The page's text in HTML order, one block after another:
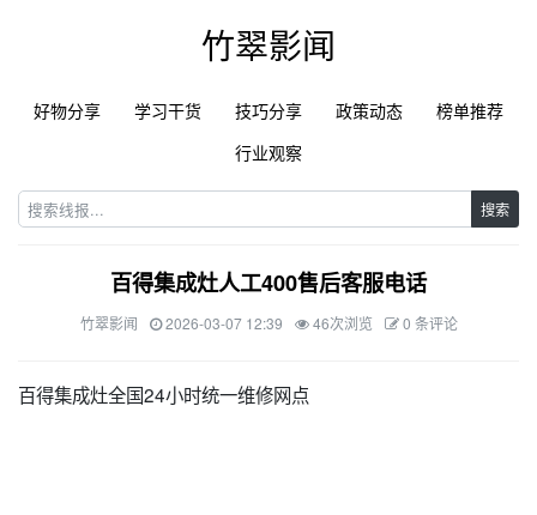
竹翠影闻
好物分享 学习干货 技巧分享 政策动态
榜单推荐
行业观察
搜索
百得集成灶人工400售后客服电话
竹翠影闻 2026-03-07 12:39 46次浏览 0 条评论
百得集成灶全国24小时统一维修网点